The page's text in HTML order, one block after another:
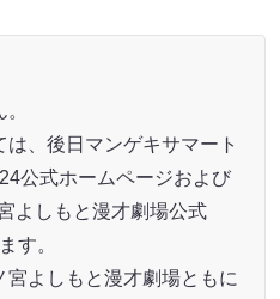
、後日マンゲキサマート
公式ホームページおよび
よしもと漫才劇場公式
す。
よしもと漫才劇場ともに